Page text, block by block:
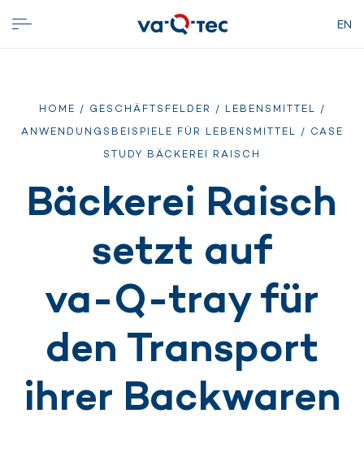
EN
HOME / GESCHÄFTSFELDER / LEBENSMITTEL /
ANWENDUNGSBEISPIELE FÜR LEBENSMITTEL / CASE
STUDY BÄCKEREI RAISCH
Bäckerei Raisch
setzt auf
va-Q-tray für
den Transport
ihrer Backwaren